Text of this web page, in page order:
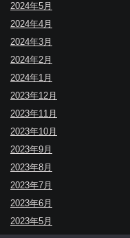
2024年5月
2024年4月
2024年3月
2024年2月
2024年1月
2023年12月
2023年11月
2023年10月
2023年9月
2023年8月
2023年7月
2023年6月
2023年5月